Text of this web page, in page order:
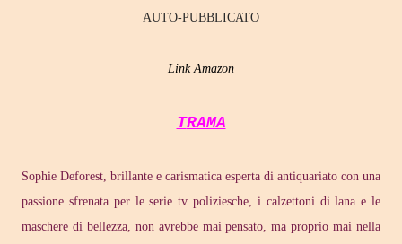
AUTO-PUBBLICATO
Link Amazon
TRAMA
Sophie Deforest, brillante e carismatica esperta di antiquariato con una
passione sfrenata per le serie tv poliziesche, i calzettoni di lana e le
maschere di bellezza, non avrebbe mai pensato, ma proprio mai nella